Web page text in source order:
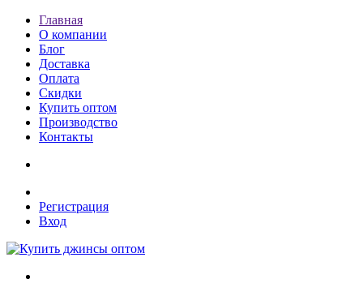
Главная
О компании
Блог
Доставка
Оплата
Скидки
Купить оптом
Производство
Контакты
Регистрация
Вход